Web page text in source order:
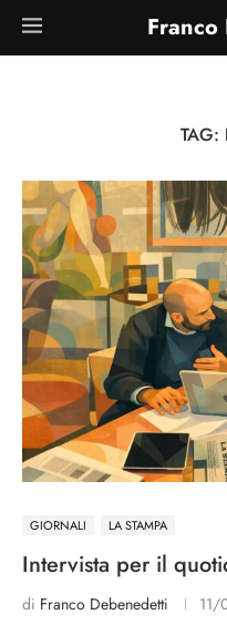
Franco
TAG:
GIORNALI LA STAMPA
Intervista per il
di Franco Debenedetti 11/